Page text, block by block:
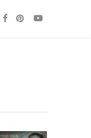
facebookpinterestyoutube